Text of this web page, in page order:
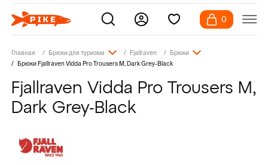
0
Главная Брюки для туризма Fjallraven
Брюки
Брюки Fjallraven Vidda Pro Trousers M, Dark Grey-Black
Fjallraven Vidda Pro Trousers M,
Dark Grey-Black